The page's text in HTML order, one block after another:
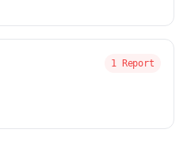
1 Report